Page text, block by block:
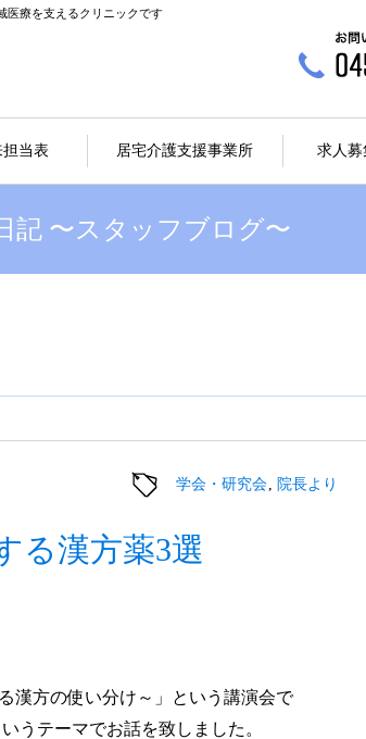
療を支えるクリニックです
担当表 居宅介護支援事業所 求人募
記 〜スタッフブログ〜
学会・研究会 院長より
る漢方薬3選
漢方の使い分け～」という講演会で
いうテーマでお話を致しました。